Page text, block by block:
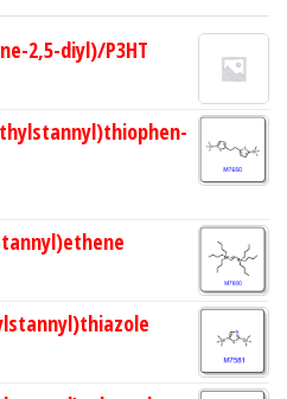
2,5-diyl)/P3HT